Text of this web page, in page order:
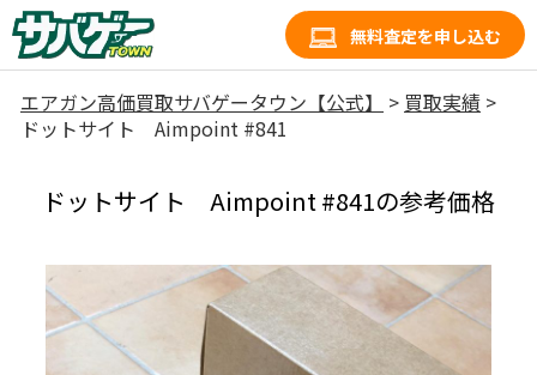
無料査定を申し込む
エアガン高価買取サバゲータウン【公式】 > 買取実績 >
ドットサイト Aimpoint #841
ドットサイト Aimpoint #841の参考価格